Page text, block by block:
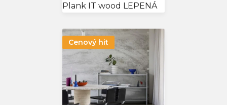
Plank IT wood LEPENÁ
Cenový hit